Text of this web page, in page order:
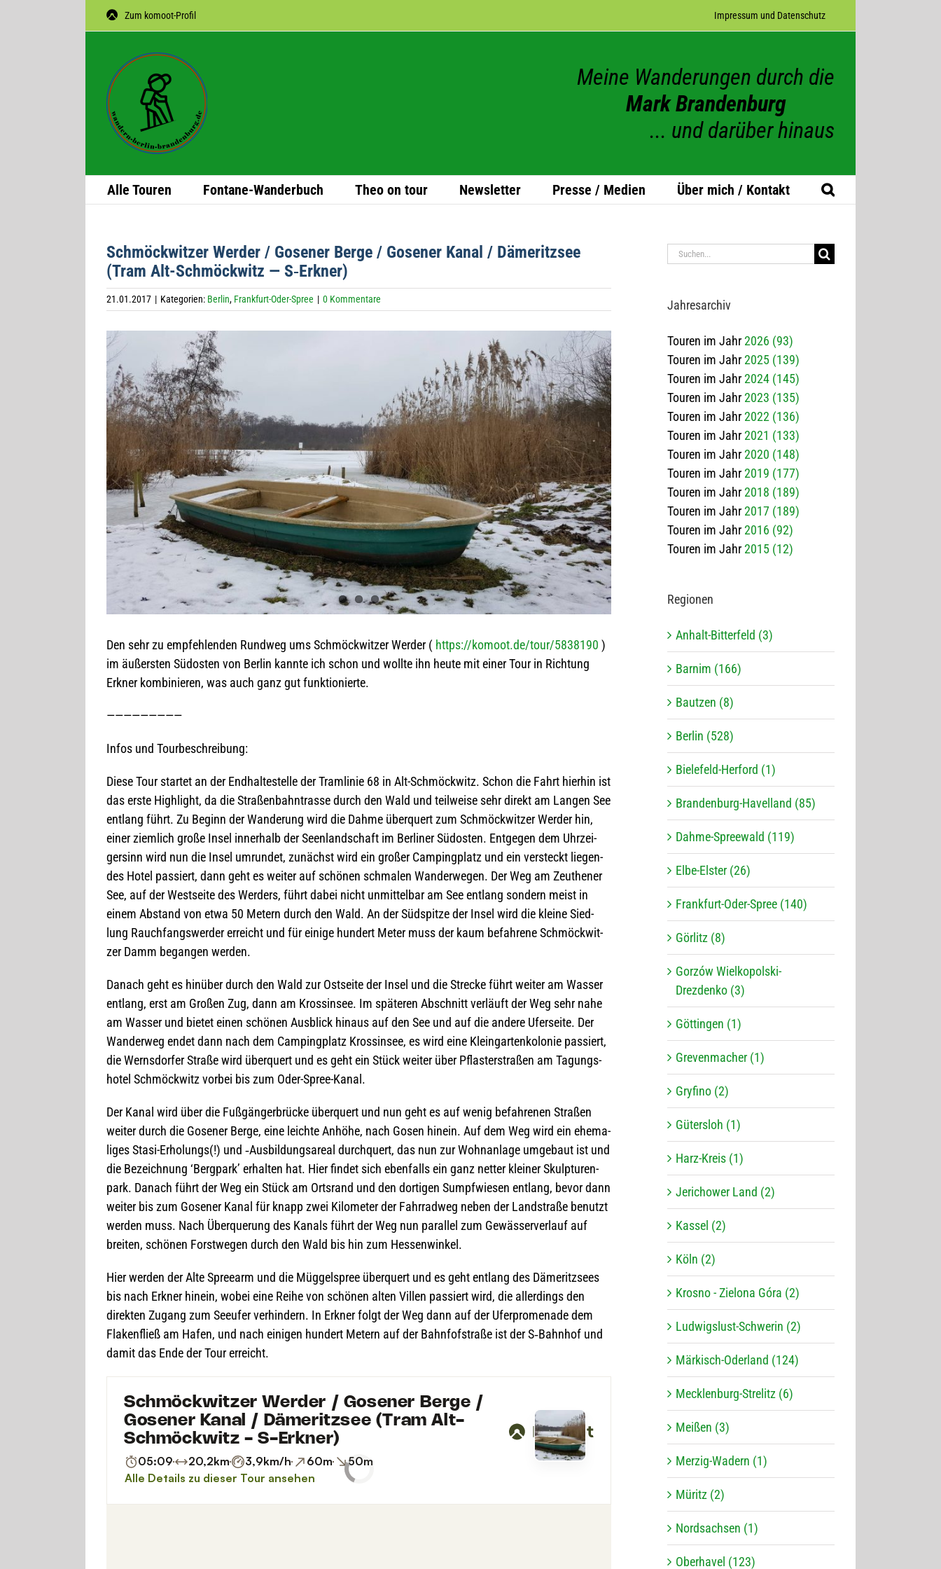
Zum komoot-Profil Impres­sum und Datenschutz
Meine Wanderungen durch die
Mark Brandenburg
... und darüber hinaus
Alle Tou­ren Fon­­tane-Wan­­der­­buch Theo on tour News­let­ter Presse / Medien Über mich / Kontakt
Schmöck­wit­zer Wer­der / Gose­ner Berge / Gose­ner Kanal / Däme­ritz­see
(Tram Alt-Schmöck­witz — S‑Erkner)
21.01.2017 | Kategorien: Berlin, Frankfurt-Oder-Spree | 0 Kommentare
Zeige
grösseres
Bild
Den sehr zu emp­feh­len­den Rund­weg ums Schmöck­wit­zer Wer­der ( https://komoot.de/tour/5838190 )
im äußers­ten Süd­os­ten von Ber­lin kannte ich schon und wollte ihn heute mit einer Tour in Rich­tung
Erkner kom­bi­nie­ren, was auch ganz gut funktionierte.
—————————
Infos und Tourbeschreibung:
Diese Tour star­tet an der End­hal­te­stelle der Tram­li­nie 68 in Alt-Schmöck­witz. Schon die Fahrt hier­hin ist
das erste High­light, da die Stra­ßen­bahn­trasse durch den Wald und teil­weise sehr direkt am Lan­gen See
ent­lang führt. Zu Beginn der Wan­de­rung wird die Dahme über­quert zum Schmöck­wit­zer Wer­der hin,
einer ziem­lich große Insel inner­halb der Seen­land­schaft im Ber­li­ner Süd­os­ten. Ent­ge­gen dem Uhr­zei­
ger­sinn wird nun die Insel umrun­det, zunächst wird ein gro­ßer Cam­ping­platz und ein ver­steckt lie­gen­
des Hotel pas­siert, dann geht es wei­ter auf schö­nen schma­len Wan­der­we­gen. Der Weg am Zeu­the­ner
See, auf der West­seite des Wer­ders, führt dabei nicht unmit­tel­bar am See ent­lang son­dern meist in
einem Abstand von etwa 50 Metern durch den Wald. An der Süd­spitze der Insel wird die kleine Sied­
lung Rauch­fangs­wer­der erreicht und für einige hun­dert Meter muss der kaum befah­rene Schmöck­wit­
zer Damm began­gen werden.
Danach geht es hin­über durch den Wald zur Ost­seite der Insel und die Stre­cke führt wei­ter am Was­ser
ent­lang, erst am Gro­ßen Zug, dann am Kross­in­see. Im spä­te­ren Abschnitt ver­läuft der Weg sehr nahe
am Was­ser und bie­tet einen schö­nen Aus­blick hin­aus auf den See und auf die andere Ufer­seite. Der
Wan­der­weg endet dann nach dem Cam­ping­platz Kross­in­see, es wird eine Klein­gar­ten­ko­lo­nie pas­siert,
die Werns­dor­fer Straße wird über­quert und es geht ein Stück wei­ter über Pflas­ter­stra­ßen am Tagungs­
ho­tel Schmöck­witz vor­bei bis zum Oder-Spree-Kanal.
Der Kanal wird über die Fuß­gän­ger­brü­cke über­quert und nun geht es auf wenig befah­re­nen Stra­ßen
wei­ter durch die Gose­ner Berge, eine leichte Anhöhe, nach Gosen hin­ein. Auf dem Weg wird ein ehe­ma­
li­ges Stasi-Erho­lungs(!) und ‑Aus­bil­dungs­areal durch­quert, das nun zur Wohn­an­lage umge­baut ist und
die Bezeich­nung ‘Berg­park’ erhal­ten hat. Hier fin­det sich eben­falls ein ganz net­ter klei­ner Skulp­tu­ren­
park. Danach führt der Weg ein Stück am Orts­rand und den dor­ti­gen Sumpf­wie­sen ent­lang, bevor dann
wei­ter bis zum Gose­ner Kanal für knapp zwei Kilo­me­ter der Fahr­rad­weg neben der Land­straße benutzt
wer­den muss. Nach Über­que­rung des Kanals führt der Weg nun par­al­lel zum Gewäs­ser­ver­lauf auf
brei­ten, schö­nen Forst­we­gen durch den Wald bis hin zum Hessenwinkel.
Hier wer­den der Alte Spree­arm und die Müg­gel­spree über­quert und es geht ent­lang des Däme­ritz­sees
bis nach Erkner hin­ein, wobei eine Reihe von schö­nen alten Vil­len pas­siert wird, die aller­dings den
direk­ten Zugang zum See­ufer ver­hin­dern. In Erkner folgt der Weg dann auf der Ufer­pro­me­nade dem
Fla­ken­fließ am Hafen, und nach eini­gen hun­dert Metern auf der Bahn­fof­straße ist der S‑Bahnhof und
damit das Ende der Tour erreicht.
Suche
Jah­res­ar­chiv
Touren im Jahr2026 (93)
Touren im Jahr2025 (139)
Touren im Jahr2024 (145)
Touren im Jahr2023 (135)
Touren im Jahr2022 (136)
Touren im Jahr2021 (133)
Touren im Jahr2020 (148)
Touren im Jahr2019 (177)
Touren im Jahr2018 (189)
Touren im Jahr2017 (189)
Touren im Jahr2016 (92)
Touren im Jahr2015 (12)
Regio­nen
Anhalt-Bitterfeld (3)
Barnim (166)
Bautzen (8)
Berlin (528)
Bielefeld-Herford (1)
Brandenburg-Havelland (85)
Dahme-Spreewald (119)
Elbe-Elster (26)
Frankfurt-Oder-Spree (140)
Görlitz (8)
Gorzów Wielkopolski-
Drezdenko (3)
Göttingen (1)
Grevenmacher (1)
Gryfino (2)
Gütersloh (1)
Harz-Kreis (1)
Jerichower Land (2)
Kassel (2)
Köln (2)
Krosno - Zielona Góra (2)
Ludwigslust-Schwerin (2)
Märkisch-Oderland (124)
Mecklenburg-Strelitz (6)
Meißen (3)
Merzig-Wadern (1)
Müritz (2)
Nordsachsen (1)
Oberhavel (123)